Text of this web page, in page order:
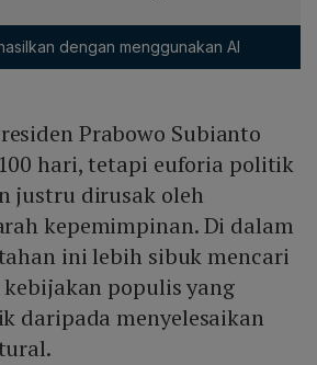
dengan menggunakan AI
Prabowo Subianto
hari, tetapi euforia politik
justru dirusak oleh
kepemimpinan. Di dalam
ini lebih sibuk mencari
populis yang
daripada menyelesaikan